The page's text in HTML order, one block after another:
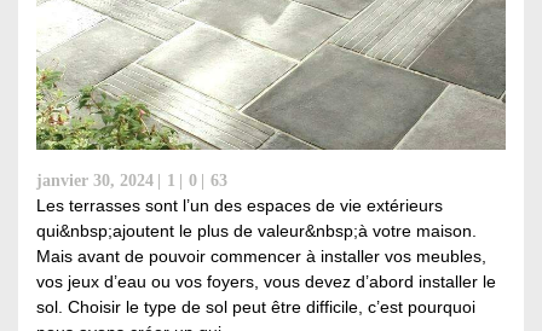
janvier 30, 2024 1 0 63
Les terrasses sont l’un des espaces de vie extérieurs
qui&nbsp;ajoutent le plus de valeur&nbsp;à votre maison.
Mais avant de pouvoir commencer à installer vos meubles,
vos jeux d’eau ou vos foyers, vous devez d’abord installer le
sol. Choisir le type de sol peut être difficile, c’est pourquoi